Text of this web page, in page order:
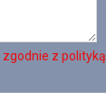
zgodnie z